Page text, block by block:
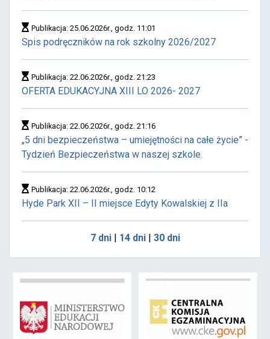
Publikacja: 25.06.2026r., godz. 11:01
Spis podręczników na rok szkolny 2026/2027
Publikacja: 22.06.2026r., godz. 21:23
OFERTA EDUKACYJNA XIII LO 2026- 2027
Publikacja: 22.06.2026r., godz. 21:16
„5 dni bezpieczeństwa – umiejętności na całe życie” -
Tydzień Bezpieczeństwa w naszej szkole.
Publikacja: 22.06.2026r., godz. 10:12
Hyde Park XII – II miejsce Edyty Kowalskiej z IIa
7 dni| 14 dni| 30 dni